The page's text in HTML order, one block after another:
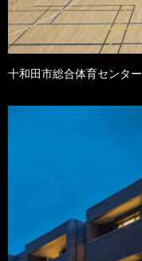
十和田市総合体育センター